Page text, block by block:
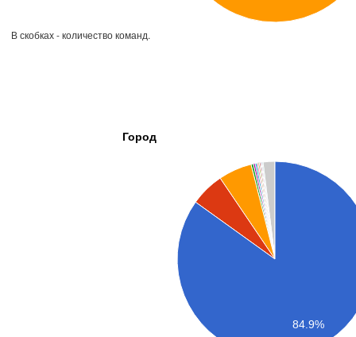
В скобках - количество команд.
Город
84.9%